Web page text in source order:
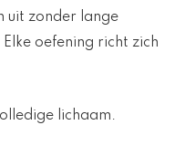
uit zonder lange
oefening richt zich
lichaam.